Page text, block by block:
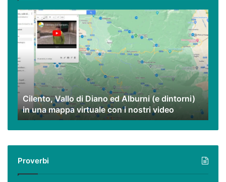
Cilento,
Vallo
di
Diano
ed
Alburni
(e
dintorni)
una
mappa
virtuale
nostri
video
Cilento, Vallo di Diano ed Alburni (e dintorni)
in una mappa virtuale con i nostri video
Proverbi